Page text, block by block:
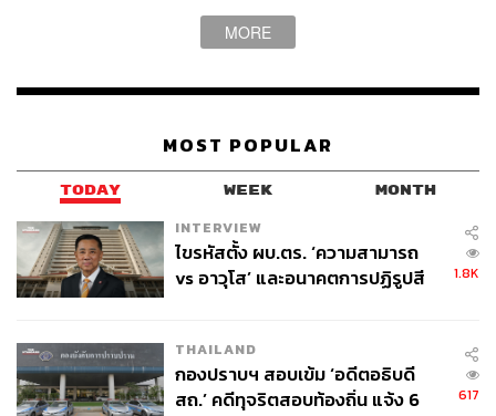
MORE
MOST POPULAR
TODAY WEEK MONTH
INTERVIEW
ไขรหัสตั้ง ผบ.ตร. ‘ความสามารถ
vs อาวุโส’ และอนาคตการปฏิรูปสี
1.8K
THAILAND
กองปราบฯ สอบเข้ม ‘อดีตอธิบดี
สถ.’ คดีทุจริตสอบท้องถิ่น แจ้ง 6
617